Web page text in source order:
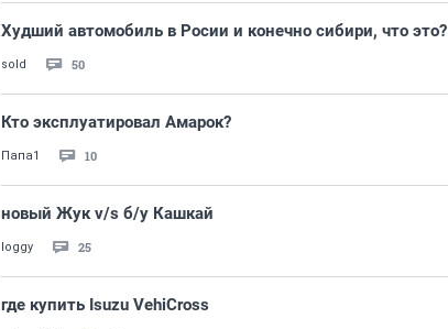
Худший автомобиль в Росии и конечно сибири, что это?
sold 50
Кто эксплуатировал Амарок?
Папа1 10
новый Жук v/s б/у Кашкай
loggy 25
где купить Isuzu VehiCross